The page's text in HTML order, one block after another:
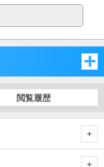
閲覧履歴